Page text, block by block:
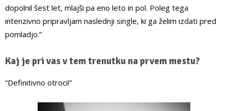
dopolnil šest let, mlajši pa eno leto in pol. Poleg tega
intenzivno pripravljam naslednji single, ki ga želim izdati pred
pomladjo.”
Kaj je pri vas v tem trenutku na prvem mestu?
“Definitivno otroci!”